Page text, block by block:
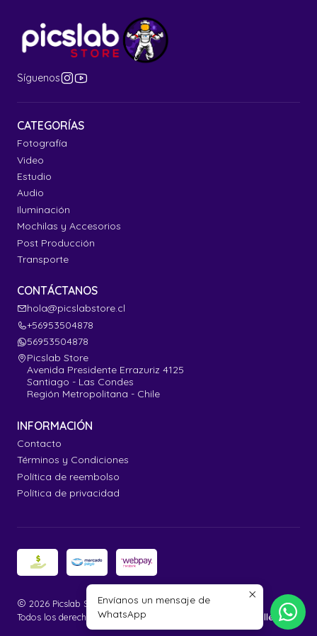
Síguenos
CATEGORÍAS
Fotografía
Video
Estudio
Audio
Iluminación
Mochilas y Accesorios
Post Producción
Transporte
CONTÁCTANOS
hola@picslabstore.cl
+56953504878
56953504878
Picslab Store
Avenida Presidente Errazuriz 4125
Santiago - Las Condes
Región Metropolitana - Chile
INFORMACIÓN
Contacto
Términos y Condiciones
Política de reembolso
Política de privacidad
2026 Picslab Store.
Todos los derechos reservados.
Desarrollado por Jumpseller .
Envíanos un mensaje de
WhatsApp